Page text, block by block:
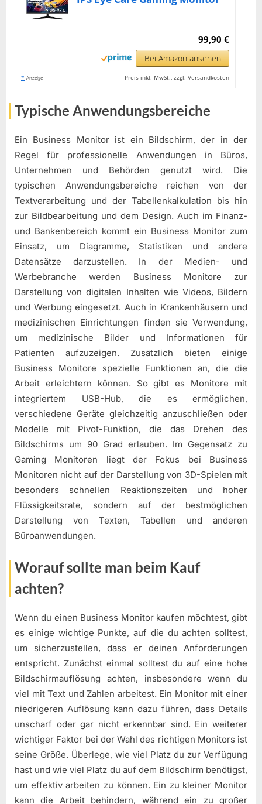
99,90 €
Bei Amazon ansehen
* Anzeige Preis inkl. MwSt., zzgl. Versandkosten
Typische Anwendungsbereiche
Ein Business Monitor ist ein Bildschirm, der in der
Regel für professionelle Anwendungen in Büros,
Unternehmen und Behörden genutzt wird. Die
typischen Anwendungsbereiche reichen von der
Textverarbeitung und der Tabellenkalkulation bis hin
zur Bildbearbeitung und dem Design. Auch im Finanz-
und Bankenbereich kommt ein Business Monitor zum
Einsatz, um Diagramme, Statistiken und andere
Datensätze darzustellen. In der Medien- und
Werbebranche werden Business Monitore zur
Darstellung von digitalen Inhalten wie Videos, Bildern
und Werbung eingesetzt. Auch in Krankenhäusern und
medizinischen Einrichtungen finden sie Verwendung,
um medizinische Bilder und Informationen für
Patienten aufzuzeigen. Zusätzlich bieten einige
Business Monitore spezielle Funktionen an, die die
Arbeit erleichtern können. So gibt es Monitore mit
integriertem USB-Hub, die es ermöglichen,
verschiedene Geräte gleichzeitig anzuschließen oder
Modelle mit Pivot-Funktion, die das Drehen des
Bildschirms um 90 Grad erlauben. Im Gegensatz zu
Gaming Monitoren liegt der Fokus bei Business
Monitoren nicht auf der Darstellung von 3D-Spielen mit
besonders schnellen Reaktionszeiten und hoher
Flüssigkeitsrate, sondern auf der bestmöglichen
Darstellung von Texten, Tabellen und anderen
Büroanwendungen.
Worauf sollte man beim Kauf
achten?
Wenn du einen Business Monitor kaufen möchtest, gibt
es einige wichtige Punkte, auf die du achten solltest,
um sicherzustellen, dass er deinen Anforderungen
entspricht. Zunächst einmal solltest du auf eine hohe
Bildschirmauflösung achten, insbesondere wenn du
viel mit Text und Zahlen arbeitest. Ein Monitor mit einer
niedrigeren Auflösung kann dazu führen, dass Details
unscharf oder gar nicht erkennbar sind. Ein weiterer
wichtiger Faktor bei der Wahl des richtigen Monitors ist
seine Größe. Überlege, wie viel Platz du zur Verfügung
hast und wie viel Platz du auf dem Bildschirm benötigst,
um effektiv arbeiten zu können. Ein zu kleiner Monitor
kann die Arbeit behindern, während ein zu großer